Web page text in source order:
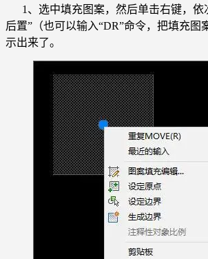
1、选中填充图案，然后单击右键，依
后置”（也可以输入“DR”命令，把填充图
示出来了。